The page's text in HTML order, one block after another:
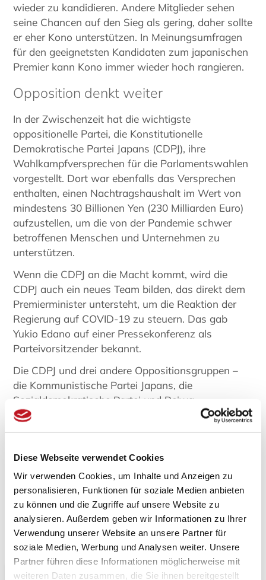
Diese Webseite verwendet Cookies
Wir verwenden Cookies, um Inhalte und Anzeigen zu
personalisieren, Funktionen für soziale Medien anbieten
zu können und die Zugriffe auf unsere Website zu
analysieren. Außerdem geben wir Informationen zu Ihrer
Verwendung unserer Website an unsere Partner für
soziale Medien, Werbung und Analysen weiter. Unsere
Partner führen diese Informationen möglicherweise mit
weiteren Daten zusammen, die Sie ihnen bereitgestellt
wieder zu kandidieren. Andere Mitglieder sehen
seine Chancen auf den Sieg als gering, daher sollte
er eher Kono unterstützen. In Meinungsumfragen
für den geeignetsten Kandidaten zum japanischen
Premier kann Kono immer wieder hoch rangieren.
Opposition denkt weiter
In der Zwischenzeit hat die wichtigste
oppositionelle Partei, die Konstitutionelle
Demokratische Partei Japans (CDPJ), ihre
Wahlkampfversprechen für die Parlamentswahlen
vorgestellt. Dort war ebenfalls das Versprechen
enthalten, einen Nachtragshaushalt im Wert von
mindestens 30 Billionen Yen (230 Milliarden Euro)
aufzustellen, um die von der Pandemie schwer
betroffenen Menschen und Unternehmen zu
unterstützen.
Wenn die CDPJ an die Macht kommt, wird die
CDPJ auch ein neues Team bilden, das direkt dem
Premierminister untersteht, um die Reaktion der
Regierung auf COVID-19 zu steuern. Das gab
Yukio Edano auf einer Pressekonferenz als
Parteivorsitzender bekannt.
Die CDPJ und drei andere Oppositionsgruppen –
die Kommunistische Partei Japans, die
Sozialdemokratische Partei und Reiwa
Shinsengumi – werden sich am Mittwoch auf eine
Reihe gemeinsamer Zusagen einigen. Darunter die
Ausstieg aus der Kernenergie. Damit stellen sie
eine Alternative zur aktuell regierenden Partei dar.
Bildquelle
: Suga bei der Verkündung der Devise (Nengō) der Ära
des neuen Kaisers Naruhito von © 内閣官房内閣広報室,
CC BY 4.0
via Wikimedia Commons